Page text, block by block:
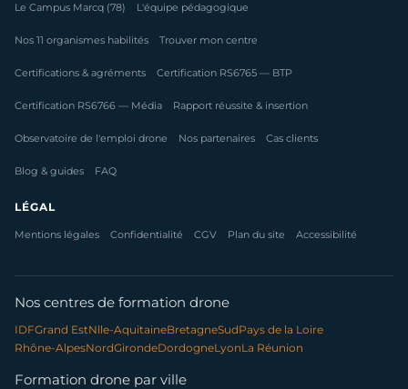
Le Campus Marcq (78) L'équipe pédagogique
Nos 11 organismes habilités Trouver mon centre
Certifications & agréments Certification RS6765 — BTP
Certification RS6766 — Média Rapport réussite & insertion
Observatoire de l'emploi drone Nos partenaires Cas clients
Blog & guides FAQ
LÉGAL
Mentions légales Confidentialité CGV Plan du site Accessibilité
Nos centres de formation drone
IDFGrand EstNlle-AquitaineBretagneSudPays de la Loire
Rhône-AlpesNordGirondeDordogneLyonLa Réunion
Formation drone par ville